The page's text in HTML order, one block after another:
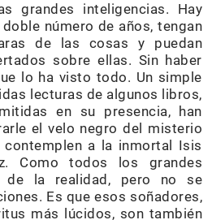
grandes inteligencias. Hay
número de años, tengan
de las cosas y puedan
sobre ellas. Sin haber
lo ha visto todo. Un simple
lecturas de algunos libros,
en su presencia, han
el velo negro del misterio
a la inmortal Isis
Como todos los grandes
de la realidad, pero no se
Es que esos soñadores,
más lúcidos, son también